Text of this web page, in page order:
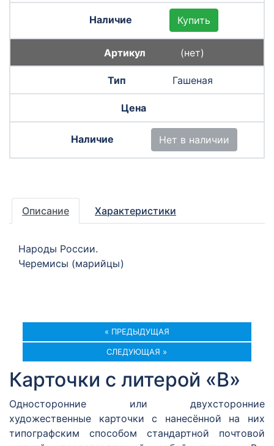
Купить
(нет)
Гашеная
Нет в наличии
Описание Характеристики
Народы России.
Черемисы (марийцы)
« ПРЕДЫДУЩАЯ
СЛЕДУЮЩАЯ »
Карточки с литерой «В»
Односторонние или двухсторонние
художественные карточки с нанесённой на них
типографским способом стандартной почтовой